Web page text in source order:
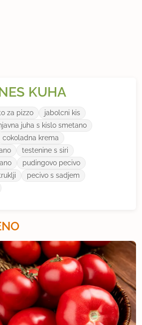
KUHA
za pizzo
jabolcni kis
juha s kislo smetano
cokoladna krema
testenine s siri
pudingovo pecivo
pecivo s sadjem